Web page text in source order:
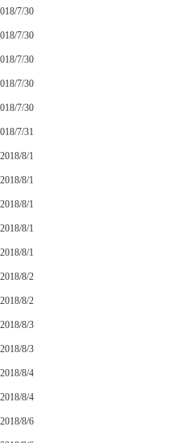
7/30
7/30
7/30
7/30
7/30
7/31
2018/8/1
2018/8/1
2018/8/1
2018/8/1
2018/8/1
2018/8/2
2018/8/2
2018/8/3
2018/8/3
2018/8/4
2018/8/4
2018/8/6